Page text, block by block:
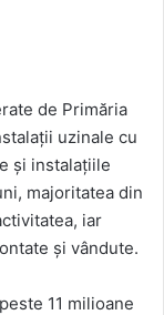
de Primăria
uzinale cu
şi instalaţiile
majoritatea din
iar
şi vândute.
11 milioane